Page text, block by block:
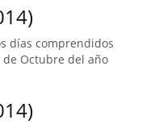
días comprendidos
Octubre del año